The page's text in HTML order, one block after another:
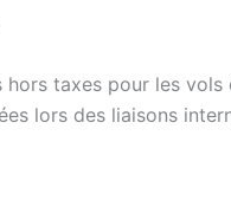
hors taxes pour les
lors des liaisons